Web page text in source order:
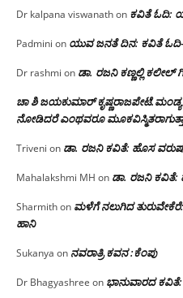
Dr kalpana viswanathon ಕವಿತೆ ಓದಿ:
Padmini on ಯುವ ಜನತೆ ದಿನ: ಕವಿತೆ
Dr rashmi on ಡಾ. ರಜನಿ‌ ಕಣ್ಣಲ್ಲಿ ಕಲೀಲ್
ಚಾ ಶಿ ಜಯಕುಮಾರ್ ಕೃಷ್ಣರಾಜಪೇಟೆ.ಮಂಡ್ಯ
ನೋಡಿದರೆ ಎಂಥವರೂ
Triveni on ಡಾ. ರಜನಿ ಕವಿತೆ: ಹೊಸ ವರುಷ
Mahalakshmi MH on ಡಾ. ರಜನಿ ಕವಿತೆ:
Sharmithon ಮಳೆಗೆ ನಲುಗಿದ
ಹಾನಿ
Sukanya on ನವರಾತ್ರಿ ಕವನ :ಕೆಂಪು
Dr Bhagyashree on ಭಾನುವಾರದ ಕವಿತೆ: